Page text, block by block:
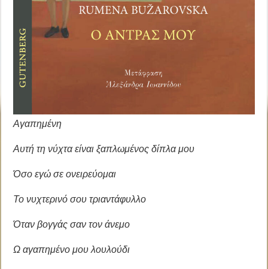
Αγαπημένη
Αυτή τη νύχτα είναι ξαπλωμένος δίπλα μου
Όσο εγώ σε ονειρεύομαι
Το νυχτερινό σου τριαντάφυλλο
Όταν βογγάς σαν τον άνεμο
Ω αγαπημένο μου λουλούδι